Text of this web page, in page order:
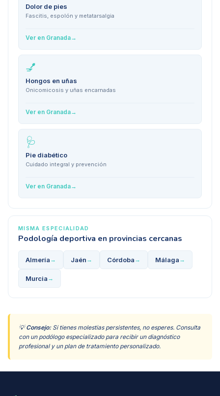
Dolor de pies
Fascitis, espolón y metatarsalgia
Ver en Granada→
💅
Hongos en uñas
Onicomicosis y uñas encarnadas
Ver en Granada→
🩺
Pie diabético
Cuidado integral y prevención
Ver en Granada→
MISMA ESPECIALIDAD
Podología deportiva en provincias cercanas
Almería → Jaén → Córdoba → Málaga →
Murcia →
💡Consejo:Si tienes molestias persistentes, no esperes. Consulta
con un podólogo especializado para recibir un diagnóstico
profesional y un plan de tratamiento personalizado.